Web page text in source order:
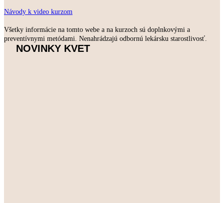
Návody k video kurzom
Všetky informácie na tomto webe a na kurzoch sú doplnkovými a
preventívnymi metódami. Nenahrádzajú odbornú lekársku starostlivosť.
NOVINKY KVET